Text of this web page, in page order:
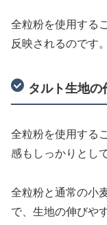
全粒粉を使用する
反映されるのです。
タルト生地の
全粒粉を使用する
感もしっかりとし
全粒粉と通常の小
で、生地の伸びや